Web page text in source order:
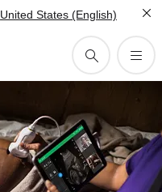
United States (English)